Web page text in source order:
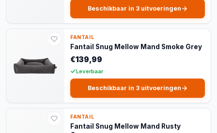
Beschikbaar in 3 uitvoeringen
FANTAIL
Fantail Snug Mellow Mand Smoke Grey
€139,99
Leverbaar
Beschikbaar in 3 uitvoeringen
FANTAIL
Fantail Snug Mellow Mand Rusty